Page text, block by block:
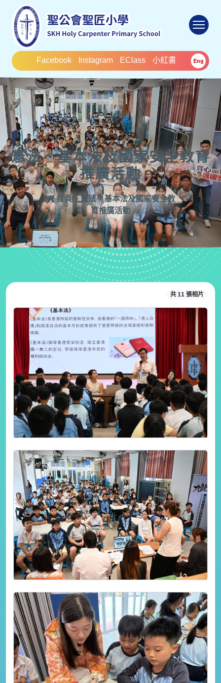
Facebook Instagram EClass 小紅書 Eng
憲法、基本法及國家安全教育
推廣活動
首頁 > 憲法、基本法及國家安全教
育推廣活動
共 11 張相片